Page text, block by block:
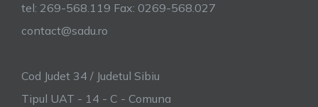
tel: 269-568.119 Fax: 0269-568.027
contact@sadu.ro
Cod Judet 34 / Judetul Sibiu
Tipul UAT - 14 - C - Comuna